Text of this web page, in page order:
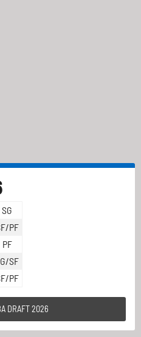
SG
PF
PF
SF
PF
DRAFT 2026